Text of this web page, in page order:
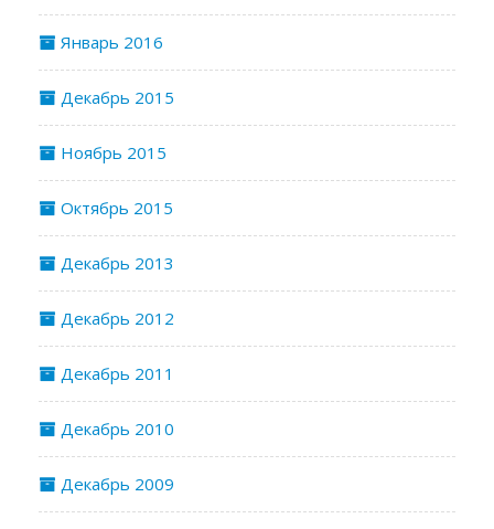
Январь 2016
Декабрь 2015
Ноябрь 2015
Октябрь 2015
Декабрь 2013
Декабрь 2012
Декабрь 2011
Декабрь 2010
Декабрь 2009